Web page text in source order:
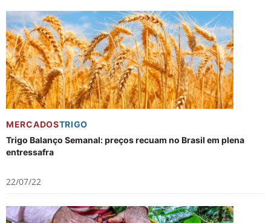
MERCADOSTRIGO
Trigo Balanço Semanal: preços recuam no Brasil em plena
entressafra
22/07/22